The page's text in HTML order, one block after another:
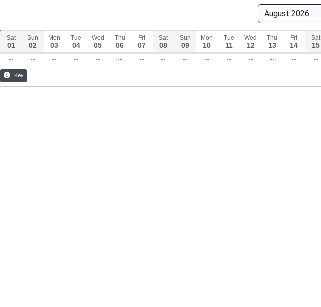
Sat
01
Sun
02
Mon
03
Tue
04
Wed
05
Thu
06
Fri
07
Sat
08
Sun
09
Mon
10
Tue
11
Wed
12
Thu
13
Fri
14
Sat
15
-- -- -- -- -- -- -- -- -- -- -- -- -- -- --
Key